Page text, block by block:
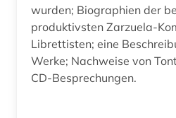
wurden; Biographien der bekanntesten bzw.
produktivsten Zarzuela-
Librettisten; eine Beschreibung ausgewählter
Werke; Nachweise von Tonträger-Aufnahmen;
CD-Besprechungen.